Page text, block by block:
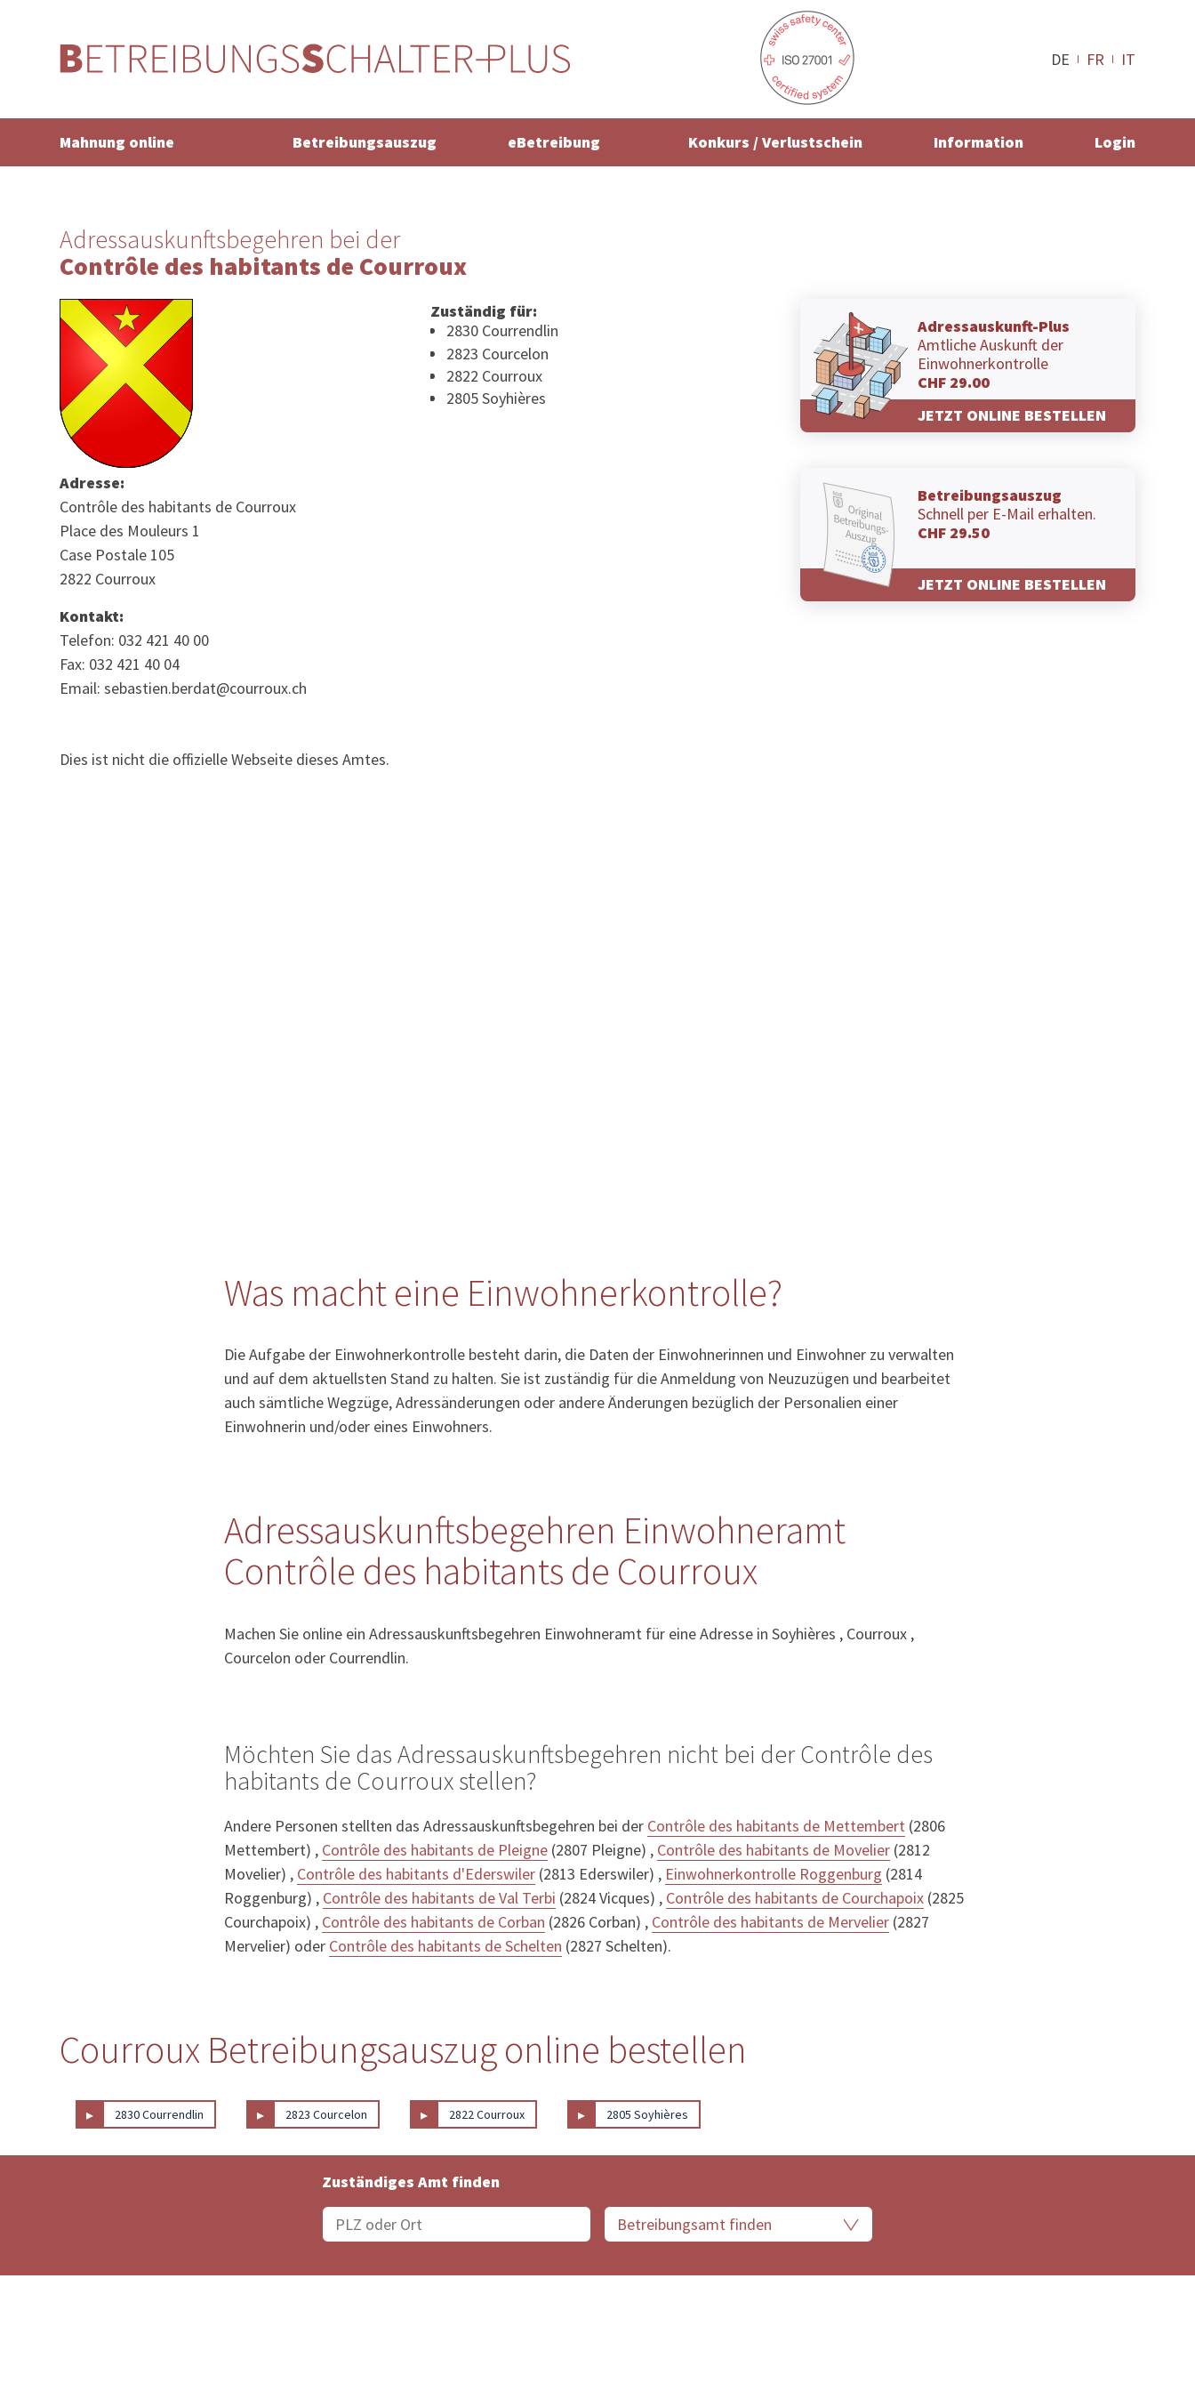
DE FR IT
Mahnung online Betreibungsauszug eBetreibung Konkurs / Verlustschein Information Login
Adressauskunftsbegehren bei der
Contrôle des habitants de Courroux
Adresse:
Contrôle des habitants de Courroux
Place des Mouleurs 1
Case Postale 105
2822 Courroux
Kontakt:
Telefon: 032 421 40 00
Fax: 032 421 40 04
Email: sebastien.berdat@courroux.ch
Zuständig für:
2830 Courrendlin
2823 Courcelon
2822 Courroux
2805 Soyhières
Adressauskunft-Plus
Amtliche Auskunft der
Einwohnerkontrolle
CHF 29.00
JETZT ONLINE BESTELLEN
Betreibungsauszug
Schnell per E-Mail erhalten.
CHF 29.50
JETZT ONLINE BESTELLEN
Dies ist nicht die offizielle Webseite dieses Amtes.
Was macht eine Einwohnerkontrolle?
Die Aufgabe der Einwohnerkontrolle besteht darin, die Daten der Einwohnerinnen und Einwohner zu verwalten
und auf dem aktuellsten Stand zu halten. Sie ist zuständig für die Anmeldung von Neuzuzügen und bearbeitet
auch sämtliche Wegzüge, Adressänderungen oder andere Änderungen bezüglich der Personalien einer
Einwohnerin und/oder eines Einwohners.
Adressauskunftsbegehren Einwohneramt
Contrôle des habitants de Courroux
Machen Sie online ein Adressauskunftsbegehren Einwohneramt für eine Adresse in Soyhières , Courroux ,
Courcelon oder Courrendlin.
Möchten Sie das Adressauskunftsbegehren nicht bei der Contrôle des
habitants de Courroux stellen?
Andere Personen stellten das Adressauskunftsbegehren bei der Contrôle des habitants de Mettembert (2806
Mettembert) , Contrôle des habitants de Pleigne (2807 Pleigne) , Contrôle des habitants de Movelier (2812
Movelier) , Contrôle des habitants d'Ederswiler (2813 Ederswiler) , Einwohnerkontrolle Roggenburg (2814
Roggenburg) , Contrôle des habitants de Val Terbi (2824 Vicques) , Contrôle des habitants de Courchapoix (2825
Courchapoix) , Contrôle des habitants de Corban (2826 Corban) , Contrôle des habitants de Mervelier (2827
Mervelier) oder Contrôle des habitants de Schelten (2827 Schelten).
Courroux Betreibungsauszug online bestellen
▸ 2830 Courrendlin ▸ 2823 Courcelon ▸ 2822 Courroux ▸ 2805 Soyhières
Zuständiges Amt finden